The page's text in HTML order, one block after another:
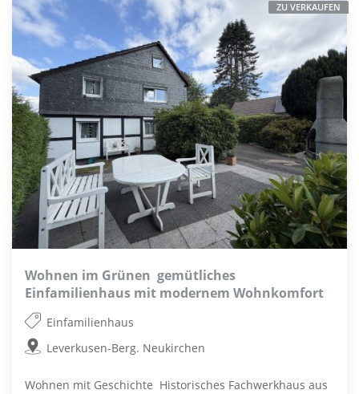
Wohnen im Grünen  gemütliches
Einfamilienhaus mit modernem Wohnkomfort
Einfamilienhaus
Leverkusen-Berg. Neukirchen
Wohnen mit Geschichte  Historisches Fachwerkhaus aus
ZU VERKAUFEN